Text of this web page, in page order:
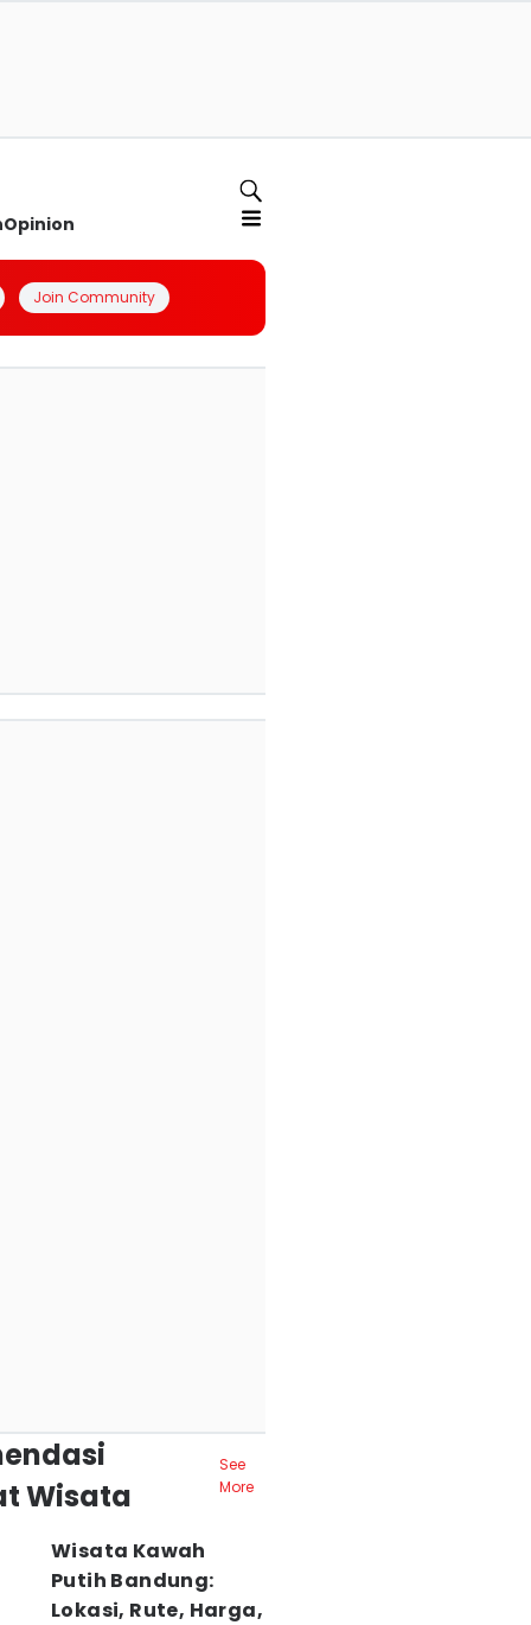
Opinion
Join Community
Wisata
See
More
Wisata Kawah
Putih Bandung:
Lokasi, Rute, Harga,